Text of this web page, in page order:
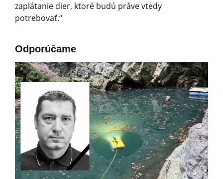
zaplátanie dier, ktoré budú práve vtedy
potrebovať.“
Odporúčame